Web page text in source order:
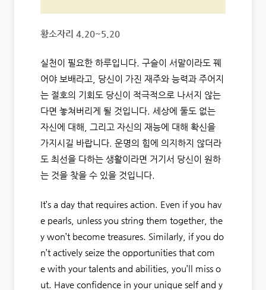
황소자리 4.20~5.20
실천이 필요한 하루입니다. 구슬이 서말이라도 꿰
어야 보배라고, 당신이 가진 재주와 능력과 주어지
는 절호의 기회도 당신이 적극적으로 나서지 않는
다면 놓쳐버리게 될 것입니다. 세상에 둘도 없는
자신에 대해, 그리고 자신의 재능에 대해 확신을
가지시길 바랍니다. 운명의 힘에 의지하지 않더라
도 최선을 다하는 생활이라면 거기서 당신이 원하
는 것을 찾을 수 있을 것입니다.
It’s a day that requires action. Even if you hav
e pearls, unless you string them together, the
y won’t become treasures. Similarly, if you do
n’t actively seize the opportunities that com
e with your talents and abilities, you’ll miss o
ut. Have confidence in your unique self and y